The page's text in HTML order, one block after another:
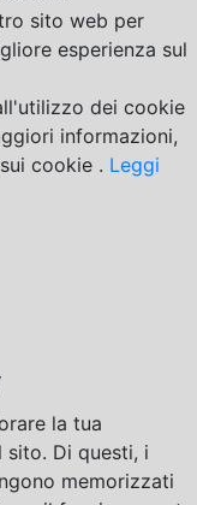
sito web per
esperienza sul
dei cookie
informazioni,
cookie . Leggi
la tua
sito. Di questi, i
memorizzati